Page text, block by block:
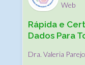
Web
Rápida e
Dados Para
Dra. Valeria